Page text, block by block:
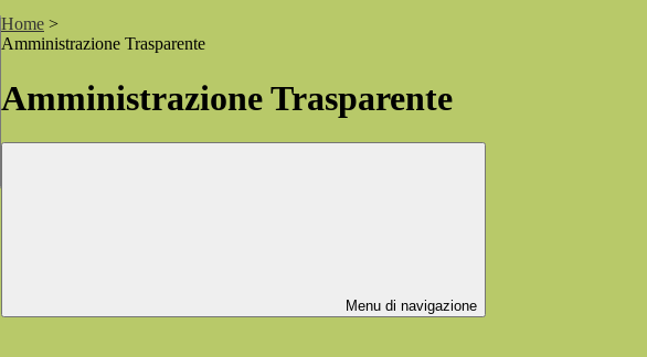
Home >
Amministrazione Trasparente
Amministrazione Trasparente
Menu di navigazione